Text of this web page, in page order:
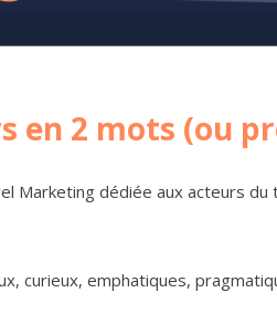
en 2 mots (ou
Marketing dédiée aux acteurs
curieux, emphatiques,